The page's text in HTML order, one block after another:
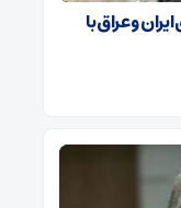
و عراق با